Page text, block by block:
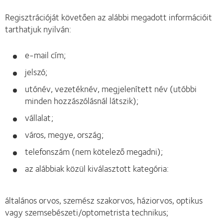
Regisztrációját követően az alábbi megadott információit
tarthatjuk nyilván:
e-mail cím;
jelszó;
utónév, vezetéknév, megjelenített név (utóbbi
minden hozzászólásnál látszik);
vállalat;
város, megye, ország;
telefonszám (nem kötelező megadni);
az alábbiak közül kiválasztott kategória:
általános orvos, szemész szakorvos, háziorvos, optikus
vagy szemsebészeti/optometrista technikus;